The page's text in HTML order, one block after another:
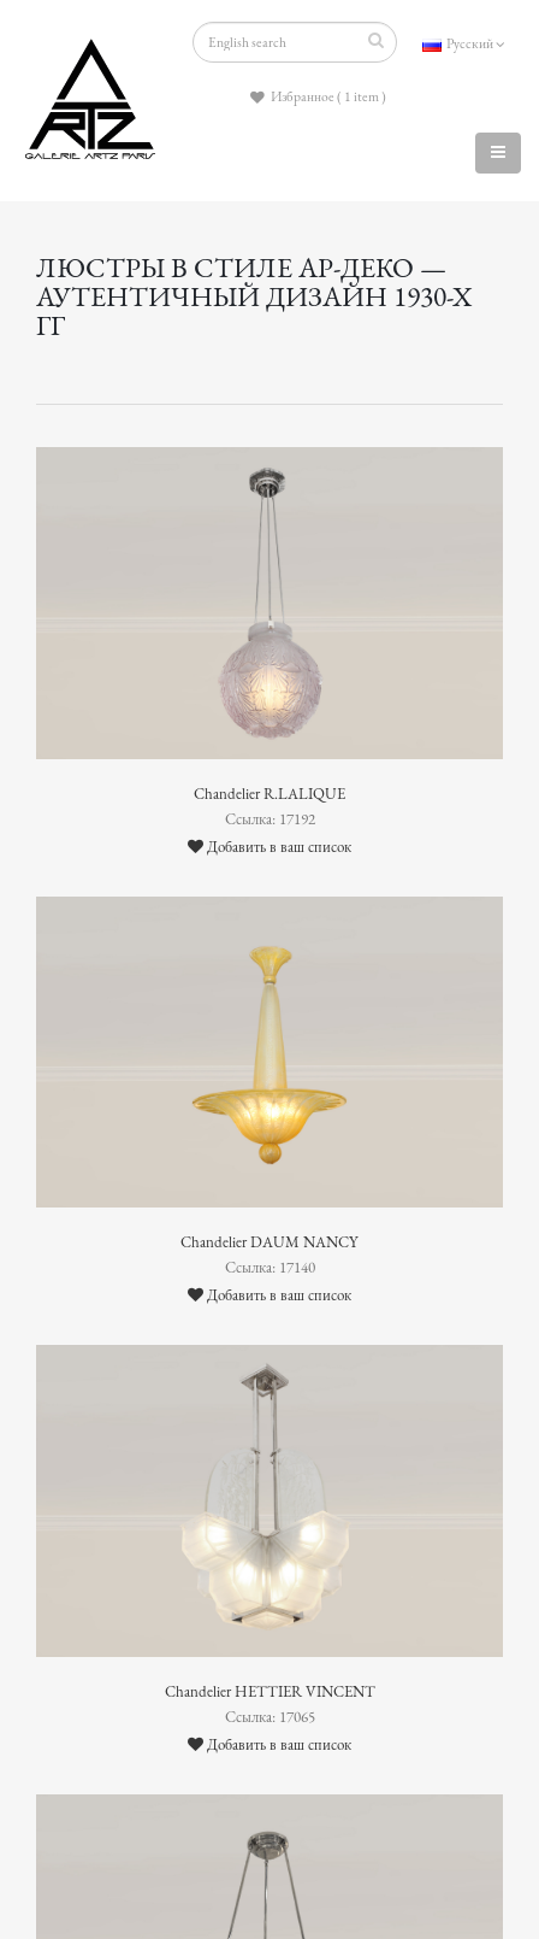
Русский
Избранное ( 1 item )
ЛЮСТРЫ В СТИЛЕ АР-ДЕКО —
АУТЕНТИЧНЫЙ ДИЗАЙН 1930-Х
ГГ
Chandelier R.LALIQUE
Ссылка: 17192
Добавить в ваш список
Chandelier DAUM NANCY
Ссылка: 17140
Добавить в ваш список
Chandelier HETTIER VINCENT
Ссылка: 17065
Добавить в ваш список